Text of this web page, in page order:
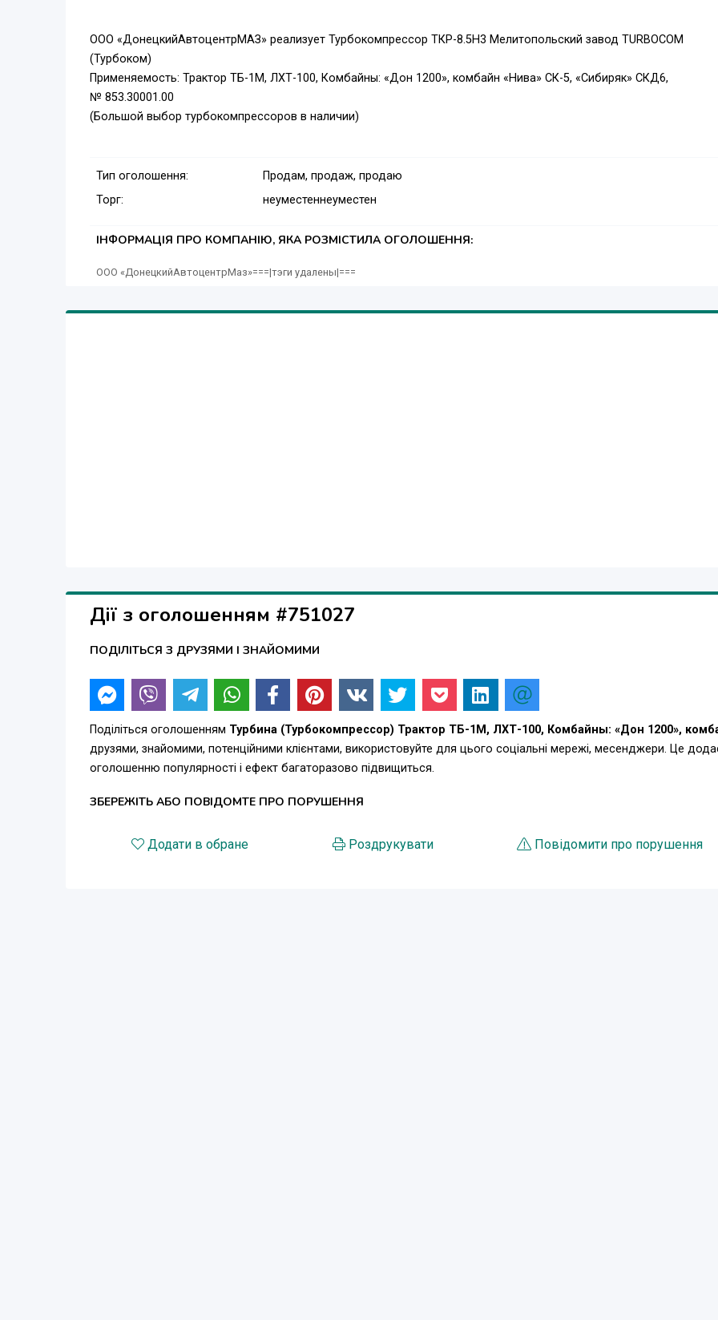
ООО «ДонецкийАвтоцентрМАЗ» реализует Турбокомпрессор ТКР-8.5Н3 Мелитопольский завод TURBOCOM
(Турбоком)
Применяемость: Трактор ТБ-1М, ЛХТ-100, Комбайны: «Дон 1200», комбайн «Нива» СК-5, «Сибиряк» СКД6,
№ 853.30001.00
(Большой выбор турбокомпрессоров в наличии)
Тип оголошення:
Продам, продаж, продаю
Торг:
неуместеннеуместен
ІНФОРМАЦІЯ ПРО КОМПАНІЮ, ЯКА РОЗМІСТИЛА ОГОЛОШЕННЯ:
ООО «ДонецкийАвтоцентрМаз»===|тэги удалены|===
Дії з оголошенням #751027
ПОДІЛІТЬСЯ З ДРУЗЯМИ І ЗНАЙОМИМИ
Поділіться оголошенням Турбина (Турбокомпрессор) Трактор ТБ-1М, ЛХТ-100, Комбайны: «Дон 1200»,
друзями, знайомими, потенційними клієнтами, використовуйте для цього соціальні мережі, месенджери. Це
оголошенню популярності і ефект багаторазово підвищиться.
ЗБЕРЕЖІТЬ АБО ПОВІДОМТЕ ПРО ПОРУШЕННЯ
Додати в обране Роздрукувати Повідомити про порушення